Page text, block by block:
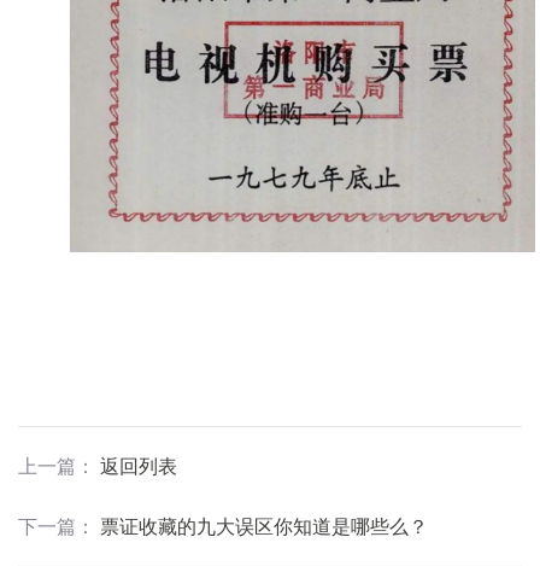
上一篇 ： 返回列表
下一篇 ： 票证收藏的九大误区你知道是哪些么？